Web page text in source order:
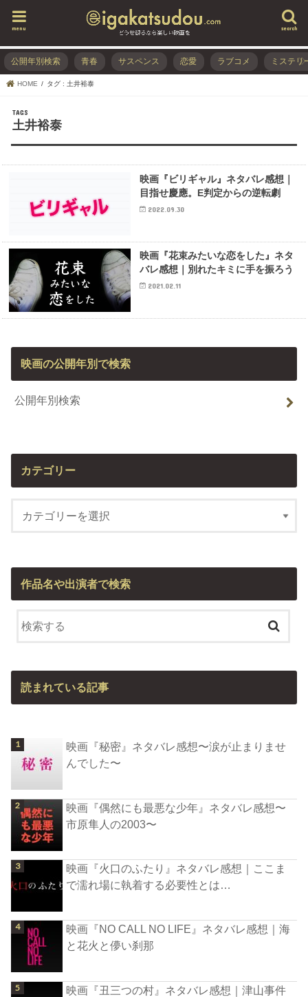
search
menu
公開年別検索 青春 サスペンス 恋愛 ラブコメ ミステリ
HOME タグ : 土井裕泰
土井裕泰
映画『ビリギャル』ネタバレ感想｜
目指せ慶應。E判定からの逆転劇
2022.09.30
映画『花束みたいな恋をした』ネタ
バレ感想｜別れたキミに手を振ろう
2021.02.11
映画の公開年別で検索
公開年別検索
カテゴリー
作品名や出演者で検索
読まれている記事
映画『秘密』ネタバレ感想〜涙が止まりませ
んでした〜
映画『偶然にも最悪な少年』ネタバレ感想〜
市原隼人の2003〜
映画『火口のふたり』ネタバレ感想｜ここま
で濡れ場に執着する必要性とは…
映画『NO CALL NO LIFE』ネタバレ感想｜海
と花火と儚い刹那
映画『丑三つの村』ネタバレ感想｜津山事件